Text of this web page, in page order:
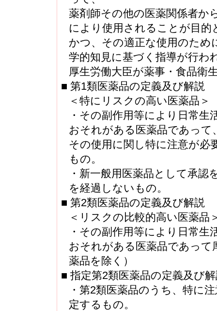
薬剤師その他の医薬関係者か
により使用されることが目
かつ、その適正な使用のため
学的知見に基づく指導が行わ
厚生労働大臣が薬事・食品衛
■ 第1類医薬品の定義及び解説
＜特にリスクの高い医薬品＞
・その副作用等により日常
おそれがある医薬品であって
その使用に関し特に注意が必
もの。
・新一般用医薬品として承
を経過しないもの。
■ 第2類医薬品の定義及び解説
＜リスクの比較的高い医薬品
・その副作用等により日常
おそれがある医薬品であって
薬品を除く）
■ 指定第2類医薬品の定義及び
・第2類医薬品のうち、特に
定するもの。